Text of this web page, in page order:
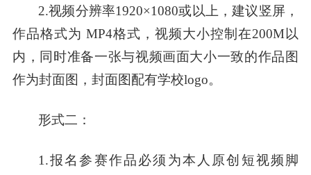
2.视频分辨率1920×1080或以上，建议竖屏 ，
作品格式为 MP4格式，视频大小控制在200M以
内，同时准备一张与视频画面大小一致的作品图
作为封面图，封面图配有学校logo。
形式二：
1.报名参赛作品必须为本人原创短视频脚